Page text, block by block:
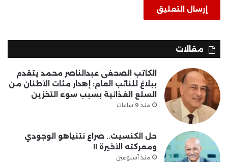
مقالات
الكاتب الصحفى عبدالناصر محمد يتقدم
ببلاغ للنائب العام: إهدار مئات الأطنان من
السلع الغذائية بسبب سوء التخزين
منذ 9 ساعات
حل الكنسيت.. صراع نتنياهو الوجودي
ومعركته الأخيرة !!
منذ أسبوعين